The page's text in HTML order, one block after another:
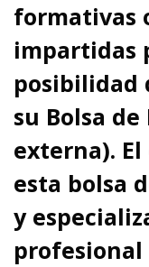
formativas
impartidas
posibilidad
su Bolsa
externa).
esta bolsa
y
profesional